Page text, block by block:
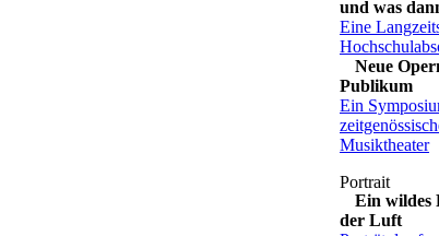
und was
Eine
Neue
Publikum
Ein
Musiktheater
Ein wildes
der Luft